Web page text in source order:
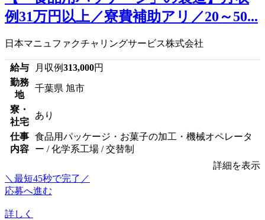
例31万円以上／寮費補助アリ／20～50...
日本マニュファクチャリングサービス株式会社
給与 月収例313,000円
勤務
地
千葉県 旭市
寮・
社宅
あり
仕事
内容
食品用パッケージ・お菓子の加工・機械オペレータ
ー / 化学系工場 / 交替制
詳細を表示
＼最短45秒で完了／
応募へ進む
詳しく